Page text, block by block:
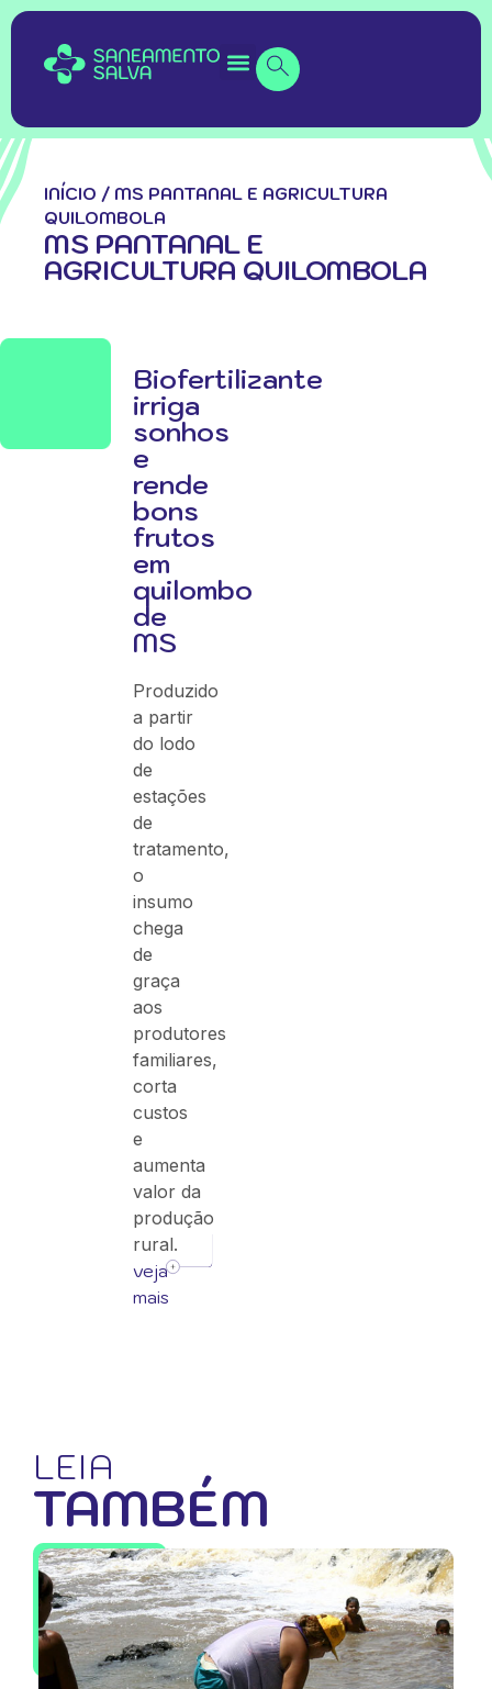
INÍCIO / MS PANTANAL E AGRICULTURA
QUILOMBOLA
MS PANTANAL E
AGRICULTURA QUILOMBOLA
Biofertilizante
irriga
sonhos
e
rende
bons
frutos
em
quilombo
de
MS
Produzido
a partir
do lodo
de
estações
de
tratamento,
o
insumo
chega
de
graça
aos
produtores
familiares,
corta
custos
e
aumenta
valor da
produção
rural.
veja
mais
LEIA
TAMBÉM